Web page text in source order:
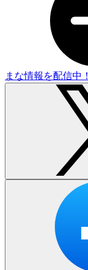
まな情報を配信中！